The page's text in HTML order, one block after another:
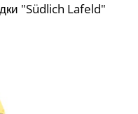
RU
"Südlich Lafeld"